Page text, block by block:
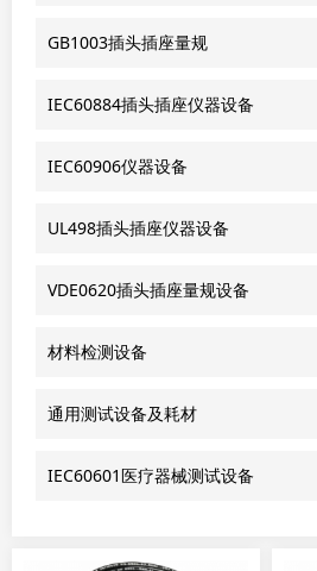
GB1003插头插座量规
IEC60884插头插座仪器设备
IEC60906仪器设备
UL498插头插座仪器设备
VDE0620插头插座量规设备
材料检测设备
通用测试设备及耗材
IEC60601医疗器械测试设备